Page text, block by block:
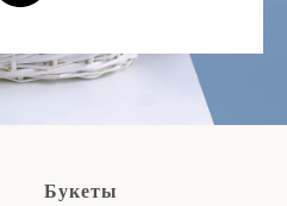
Букеты